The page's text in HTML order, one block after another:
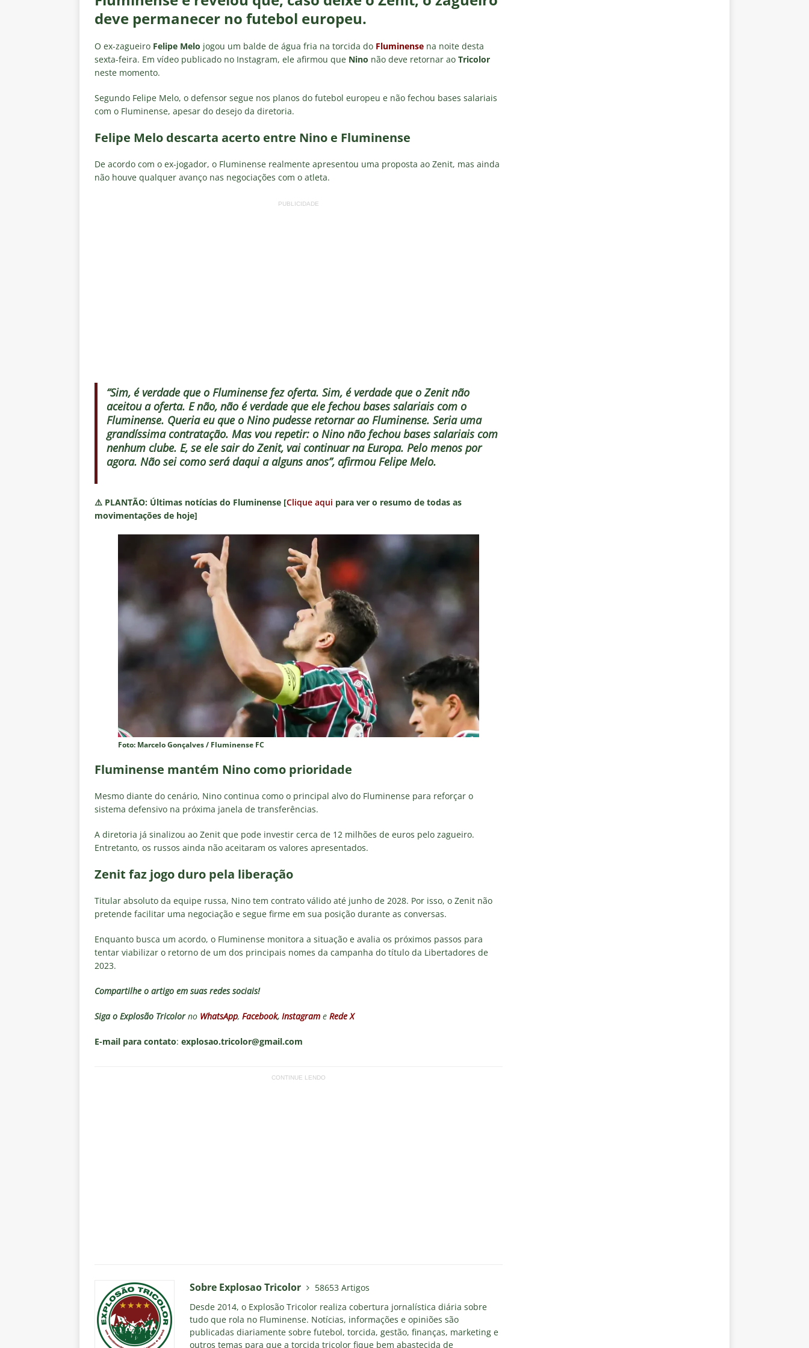
[ 8 de agosto de 2026 ] Botafogo x Fluminense: Previsão do tempo indica noite quente e abafada
no Nilton Santos
NOTÍCIAS
[ 8 de agosto de 2026 ] Onde assistir aos jogos da 22ª rodada do Brasileirão 2026: confira a tabela
[ 8 de agosto de 2026 ] Botafogo x Fluminense: onde assistir, horário, escalações e o palpite do
[ 8 de agosto de 2026 ]
OLHO NO RIVAL! Próximo adversário do Fluminense na Libertadores,
Independiente Rivadavia vence com show de Alex Arce
NOTÍCIAS
deve permanecer no futebol europeu.
O ex-zagueiro Felipe Melo jogou um balde de água fria na torcida do Fluminense na noite desta
sexta-feira. Em vídeo publicado no Instagram, ele afirmou que Nino não deve retornar ao Tricolor
neste momento.
Segundo Felipe Melo, o defensor segue nos planos do futebol europeu e não fechou bases salariais
com o Fluminense, apesar do desejo da diretoria.
Felipe Melo descarta acerto entre Nino e Fluminense
De acordo com o ex-jogador, o Fluminense realmente apresentou uma proposta ao Zenit, mas ainda
não houve qualquer avanço nas negociações com o atleta.
PUBLICIDADE
“Sim, é verdade que o Fluminense fez oferta. Sim, é verdade que o Zenit não
aceitou a oferta. E não, não é verdade que ele fechou bases salariais com o
Fluminense. Queria eu que o Nino pudesse retornar ao Fluminense. Seria uma
grandíssima contratação. Mas vou repetir: o Nino não fechou bases salariais com
nenhum clube. E, se ele sair do Zenit, vai continuar na Europa. Pelo menos por
agora. Não sei como será daqui a alguns anos”, afirmou Felipe Melo.
⚠️ PLANTÃO: Últimas notícias do Fluminense [Clique aqui para ver o resumo de todas as
movimentações de hoje]
Foto: Marcelo Gonçalves / Fluminense FC
Fluminense mantém Nino como prioridade
Mesmo diante do cenário, Nino continua como o principal alvo do Fluminense para reforçar o
sistema defensivo na próxima janela de transferências.
A diretoria já sinalizou ao Zenit que pode investir cerca de 12 milhões de euros pelo zagueiro.
Entretanto, os russos ainda não aceitaram os valores apresentados.
Zenit faz jogo duro pela liberação
Titular absoluto da equipe russa, Nino tem contrato válido até junho de 2028. Por isso, o Zenit não
pretende facilitar uma negociação e segue firme em sua posição durante as conversas.
Enquanto busca um acordo, o Fluminense monitora a situação e avalia os próximos passos para
tentar viabilizar o retorno de um dos principais nomes da campanha do título da Libertadores de
2023.
Compartilhe o artigo em suas redes sociais!
Siga o Explosão Tricolorno WhatsApp, Facebook, Instagram e Rede X
E-mail para contato: explosao.tricolor@gmail.com
CONTINUE LENDO
Sobre Explosao Tricolor
58653 Artigos
Desde 2014, o Explosão Tricolor realiza cobertura jornalística diária sobre
tudo que rola no Fluminense. Notícias, informações e opiniões são
publicadas diariamente sobre futebol, torcida, gestão, finanças, marketing e
outros temas para que a torcida tricolor fique bem abastecida de